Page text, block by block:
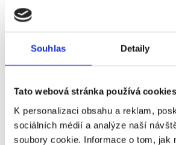
Souhlas Detaily
Tato webová stránka používá cookies
K personalizaci obsahu a reklam,
sociálních médií a analýze naší
soubory cookie. Informace o tom, jak
Servis oken a žaluzií 800 –
Odstranění nábytku /
vybavení z bytu
750 Kč /